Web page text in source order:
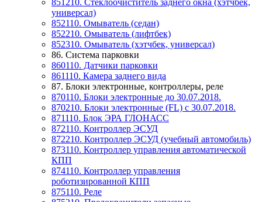
851210. Стеклоочиститель заднего окна (хэтчбек,
универсал)
852110. Омыватель (седан)
852210. Омыватель (лифтбек)
852310. Омыватель (хэтчбек, универсал)
86. Система парковки
860110. Датчики парковки
861110. Камера заднего вида
87. Блоки электронные, контроллеры, реле
870110. Блоки электронные до 30.07.2018.
870210. Блоки электронные (FL) с 30.07.2018.
871110. Блок ЭРА ГЛОНАСС
872110. Контроллер ЭСУД
872210. Контроллер ЭСУД (учебный автомобиль)
873110. Контроллер управления автоматической
КПП
874110. Контроллер управления
роботизированной КПП
875110. Реле